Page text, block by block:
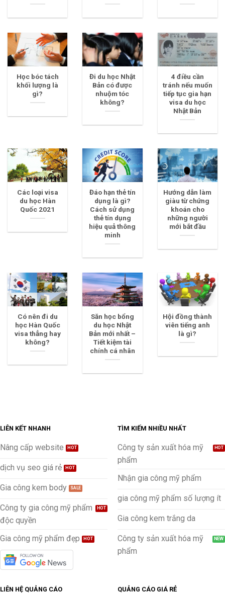
Học bóc tách
khối lượng là
gì?
Đi du học Nhật
Bản có được
nhuộm tóc
không?
4 điều cần
tránh nếu muốn
tiếp tục gia hạn
visa du học
Nhật Bản
Các loại visa
du học Hàn
Quốc 2021
Đáo hạn thẻ tín
dụng là gì?
Cách sử dụng
thẻ tín dụng
hiệu quả thông
minh
Hướng dẫn làm
giàu từ chứng
khoán cho
những người
mới bắt đầu
Có nên đi du
học Hàn Quốc
visa thẳng hay
không?
Săn học bổng
du học Nhật
Bản mới nhất –
Tiết kiệm tài
chính cá nhân
Hội đồng thành
viên tiếng anh
là gì?
LIÊN KẾT NHANH
Nâng cấp website
dịch vụ seo giá rẻ
Gia công kem body
Công ty gia công mỹ phẩm
độc quyền
Gia công mỹ phẩm đẹp
TÌM KIẾM NHIỀU NHẤT
Công ty sản xuất hóa mỹ
phẩm
Nhận gia công mỹ phẩm
gia công mỹ phẩm số lượng ít
Gia công kem trắng da
Công ty sản xuất hóa mỹ
phẩm
LIÊN HỆ QUẢNG CÁO QUẢNG CÁO GIÁ RẺ